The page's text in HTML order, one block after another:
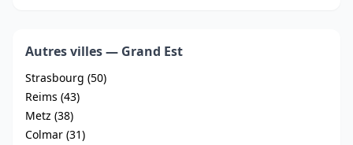
Autres villes — Grand Est
Strasbourg (50)
Reims (43)
Metz (38)
Colmar (31)